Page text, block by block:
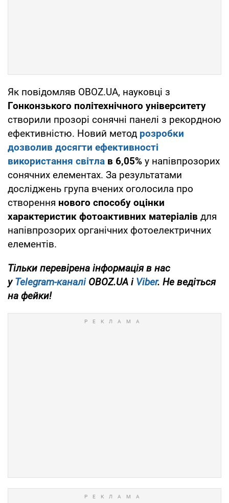
Як повідомляв OBOZ.UA, науковці з
Гонконзького політехнічного університету
створили прозорі сонячні панелі з рекордною
ефективністю. Новий метод розробки
дозволив досягти ефективності
використання світла в 6,05% у напівпрозорих
сонячних елементах. За результатами
досліджень група вчених оголосила про
створення нового способу оцінки
характеристик фотоактивних матеріалів для
напівпрозорих органічних фотоелектричних
елементів.
Тільки перевірена інформація в нас
уTelegram-каналіOBOZ.UA і Viber. Не ведіться
на фейки!